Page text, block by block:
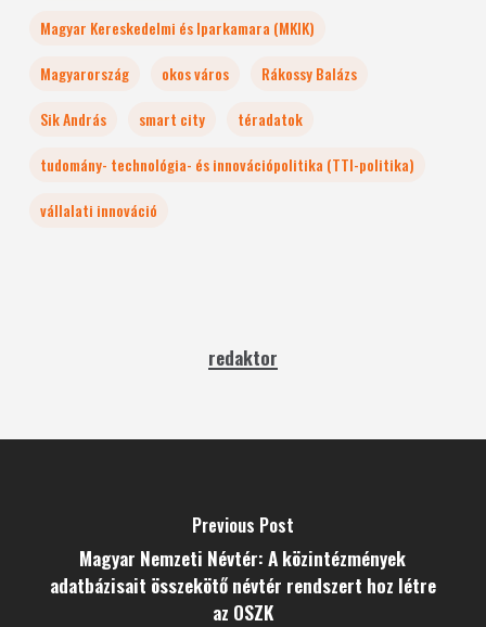
Magyar Kereskedelmi és Iparkamara (MKIK)
Magyarország
okos város
Rákossy Balázs
Sik András
smart city
téradatok
tudomány- technológia- és innovációpolitika (TTI-politika)
vállalati innováció
redaktor
Previous Post
Magyar Nemzeti Névtér: A közintézmények
adatbázisait összekötő névtér rendszert hoz létre
az OSZK